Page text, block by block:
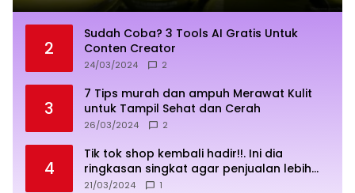
2
Sudah Coba? 3 Tools AI Gratis Untuk
Conten Creator
24/03/2024 2
3
7 Tips murah dan ampuh Merawat Kulit
untuk Tampil Sehat dan Cerah
26/03/2024 2
4
Tik tok shop kembali hadir!!. Ini dia
ringkasan singkat agar penjualan lebih
sukses
21/03/2024 1